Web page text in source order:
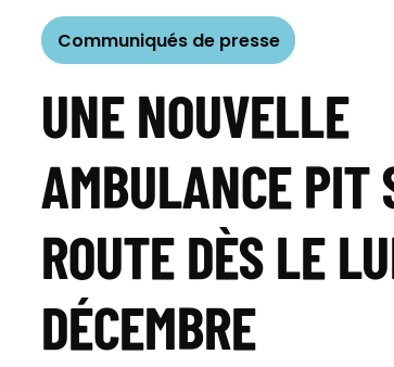
Communiqués de presse
UNE NOUVELLE
AMBULANCE PIT
ROUTE DÈS LE
DÉCEMBRE